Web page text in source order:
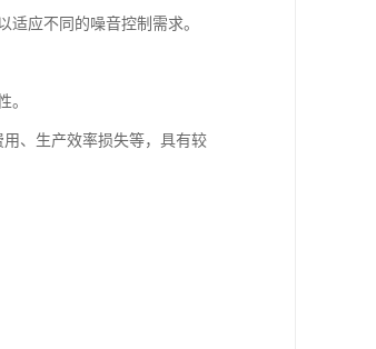
应不同的噪音控制需求。
。
、生产效率损失等，具有较